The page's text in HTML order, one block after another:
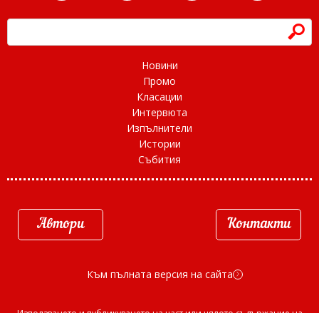
h
Новини
Промо
Класации
Интервюта
Изпълнители
Истории
Събития
Автори Контакти
Към пълната версия на сайта d